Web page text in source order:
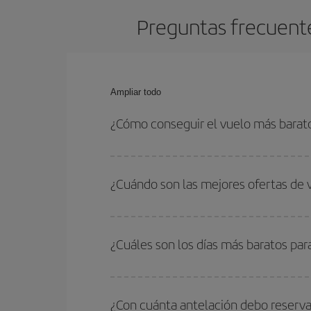
Preguntas
Ampliar todo
¿Cómo conseguir el vuelo más
las fechas y horarios de ida y vuelta.
¿Cuándo son las mejores ofertas de
periodos de vacaciones escolares son
precios encontrarás.
¿Cuáles son los días más baratos
quieres ir y en qué fechas habías pensado
¿Con cuánta antelación debo